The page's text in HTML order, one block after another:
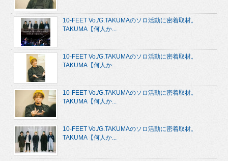
10-FEET Vo./G.TAKUMAのソロ活動に密着取材。
TAKUMA【何人か...
10-FEET Vo./G.TAKUMAのソロ活動に密着取材。
TAKUMA【何人か...
10-FEET Vo./G.TAKUMAのソロ活動に密着取材。
TAKUMA【何人か...
10-FEET Vo./G.TAKUMAのソロ活動に密着取材。
TAKUMA【何人か...